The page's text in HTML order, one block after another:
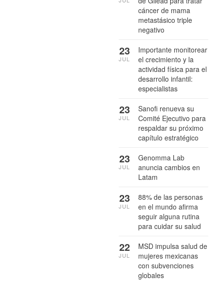
cáncer de mama
metastásico triple
negativo
Importante monitorear
el crecimiento y la
actividad física para el
desarrollo infantil:
especialistas
23
JUL
Sanofi renueva su
Comité Ejecutivo para
respaldar su próximo
capítulo estratégico
23
JUL
Genomma Lab
anuncia cambios en
Latam
23
JUL
88% de las personas
en el mundo afirma
seguir alguna rutina
para cuidar su salud
23
JUL
MSD impulsa salud de
mujeres mexicanas
con subvenciones
globales
22
JUL